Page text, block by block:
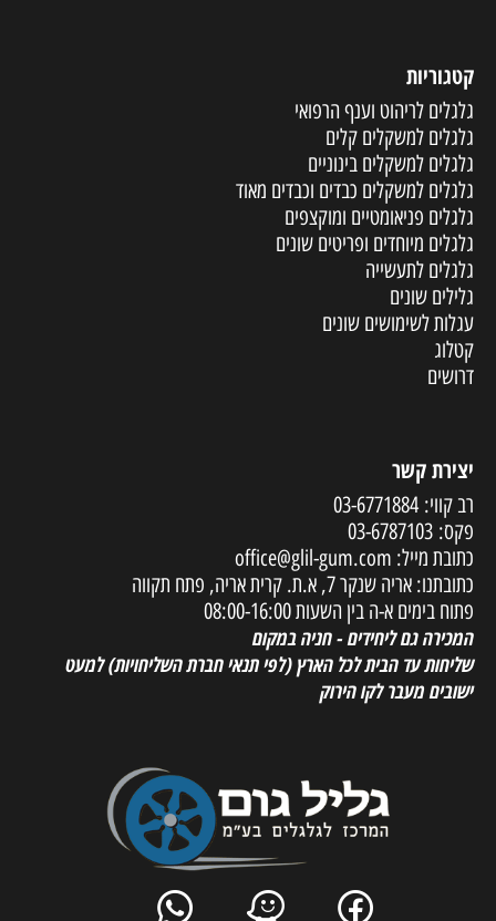
קטגוריות
גלגלים לריהוט וענף הרפואי
גלגלים למשקלים קלים
גלגלים למשקלים בינוניים
גלגלים למשקלים כבדים וכבדים מאוד
גלגלים פניאומטיים ומוקצפים
גלגלים מיוחדים ופריטים שונים
גלגלים לתעשייה
גלילים שונים
עגלות לשימושים שונים
קטלוג
דרושים
יצירת קשר
רב קווי:03-6771884
פקס: 03-6787103
כתובת מייל: office@glil-gum.com
כתובתנו: אריה שנקר 7, א.ת. קרית אריה, פתח תקווה
פתוח בימים א-ה בין השעות 08:00-16:00
המכירה גם ליחידים - חניה במקום
שליחות עד הבית לכל הארץ(לפי תנאי חברת השליחויות) למעט
ישובים מעבר לקו הירוק